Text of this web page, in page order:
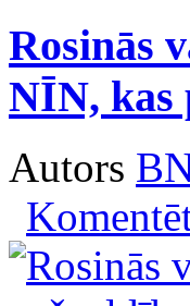
Rosinās
NĪN, kas
Autors